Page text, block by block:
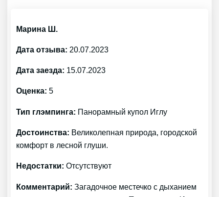
Марина Ш.
Дата отзыва: 20.07.2023
Дата заезда: 15.07.2023
Оценка: 5
Тип глэмпинга: Панорамный купол Иглу
Достоинства: Великолепная природа, городской
комфорт в лесной глуши.
Недостатки: Отсутствуют
Комментарий: Загадочное местечко с дыханием